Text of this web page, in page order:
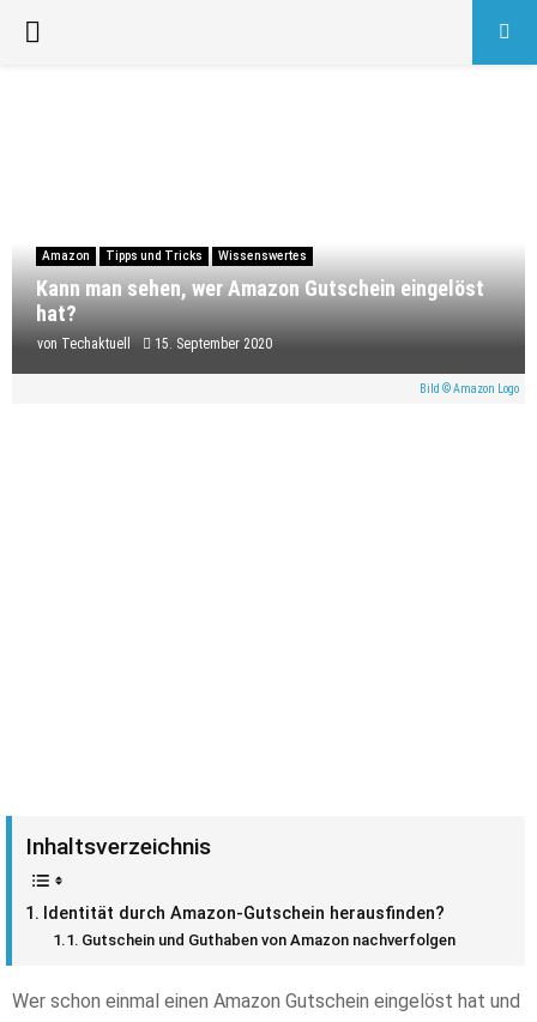
PRIMARY
Amazon Tipps und Tricks Wissenswertes
Kann man sehen, wer Amazon Gutschein eingelöst
hat?
von Techaktuell 15. September 2020
Bild © Amazon Logo
Inhaltsverzeichnis
Identität durch Amazon-Gutschein herausfinden?
Gutschein und Guthaben von Amazon nachverfolgen
Wer schon einmal einen Amazon Gutschein eingelöst hat und